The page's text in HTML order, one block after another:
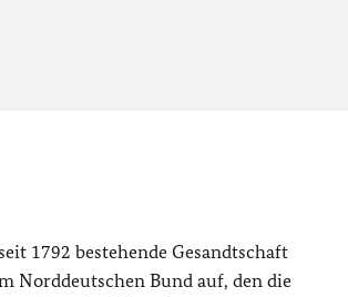
1792 bestehende Gesandtschaft
Norddeutschen Bund auf, den die